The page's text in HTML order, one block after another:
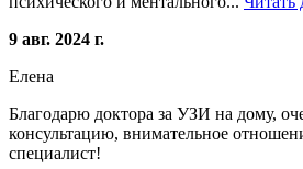
9 авг. 2024 г.
Елена
Благодарю доктора за УЗИ на дому,
консультацию, внимательное
специалист!